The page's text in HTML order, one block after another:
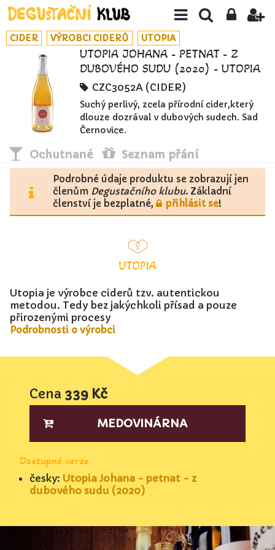
CIDER VÝROBCI CIDERŮ UTOPIA
UTOPIA JOHANA - PETNAT - Z
DUBOVÉHO SUDU (2020) - UTOPIA
CZC3052A (CIDER)
Suchý perlivý, zcela přírodní cider,který
dlouze dozrával v dubových sudech. Sad
Černovice.
Ochutnané Seznam přání
Podrobné údaje produktu se zobrazují jen
členům Degustačního klubu. Základní
členství je bezplatné,
přihlásit se!
UTOPIA
Utopia je výrobce ciderů tzv. autentickou
metodou. Tedy bez jakýchkoli přísad a pouze
přirozenými procesy
Podrobnosti o výrobci
Cena 339 Kč
MEDOVINÁRNA
Dostupné verze
česky: Utopia Johana - petnat - z
dubového sudu (2020)